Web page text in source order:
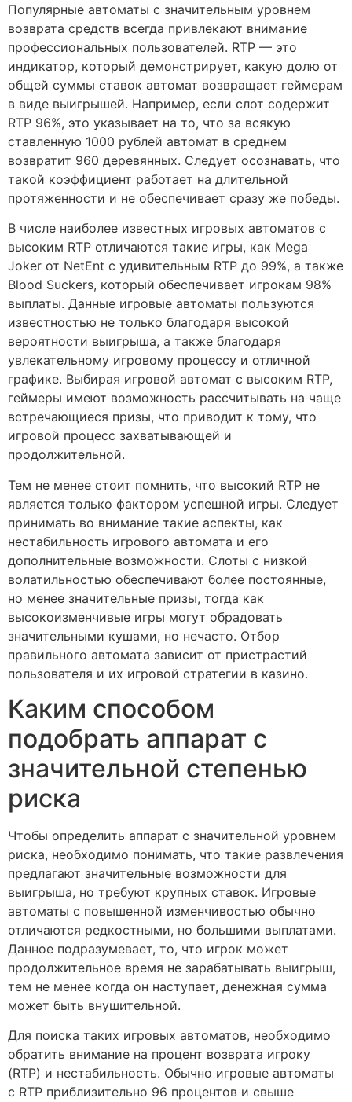
Популярные автоматы с значительным уровнем
возврата средств всегда привлекают внимание
профессиональных пользователей. RTP — это
индикатор, который демонстрирует, какую долю от
общей суммы ставок автомат возвращает геймерам
в виде выигрышей. Например, если слот содержит
RTP 96%, это указывает на то, что за всякую
ставленную 1000 рублей автомат в среднем
возвратит 960 деревянных. Следует осознавать, что
такой коэффициент работает на длительной
протяженности и не обеспечивает сразу же победы.
В числе наиболее известных игровых автоматов с
высоким RTP отличаются такие игры, как Mega
Joker от NetEnt с удивительным RTP до 99%, а также
Blood Suckers, который обеспечивает игрокам 98%
выплаты. Данные игровые автоматы пользуются
известностью не только благодаря высокой
вероятности выигрыша, а также благодаря
увлекательному игровому процессу и отличной
графике. Выбирая игровой автомат с высоким RTP,
геймеры имеют возможность рассчитывать на чаще
встречающиеся призы, что приводит к тому, что
игровой процесс захватывающей и
продолжительной.
Тем не менее стоит помнить, что высокий RTP не
является только фактором успешной игры. Следует
принимать во внимание такие аспекты, как
нестабильность игрового автомата и его
дополнительные возможности. Слоты с низкой
волатильностью обеспечивают более постоянные,
но менее значительные призы, тогда как
высокоизменчивые игры могут обрадовать
значительными кушами, но нечасто. Отбор
правильного автомата зависит от пристрастий
пользователя и их игровой стратегии в казино.
Каким способом
подобрать аппарат с
значительной степенью
риска
Чтобы определить аппарат с значительной уровнем
риска, необходимо понимать, что такие развлечения
предлагают значительные возможности для
выигрыша, но требуют крупных ставок. Игровые
автоматы с повышенной изменчивостью обычно
отличаются редкостными, но большими выплатами.
Данное подразумевает, то, что игрок может
продолжительное время не зарабатывать выигрыш,
тем не менее когда он наступает, денежная сумма
может быть внушительной.
Для поиска таких игровых автоматов, необходимо
обратить внимание на процент возврата игроку
(RTP) и нестабильность. Обычно игровые автоматы
с RTP приблизительно 96 процентов и свыше